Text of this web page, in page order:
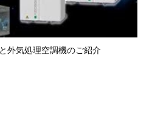
外気処理空調機のご紹介